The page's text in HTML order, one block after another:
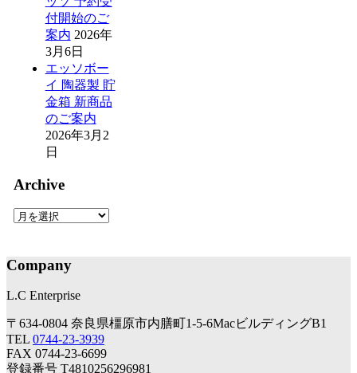
付開始のご
案内 2026年
3月6日
エッソボー
イ 陶器製 貯
金箱 新商品
のご案内
2026年3月2
日
Archive
Archive
Company
L.C Enterprise
〒634-0804 奈良県橿原市内膳町1-5-6MacビルディングB1
TEL 0744-23-3939
FAX 0744-23-6699
登録番号 T4810256296981